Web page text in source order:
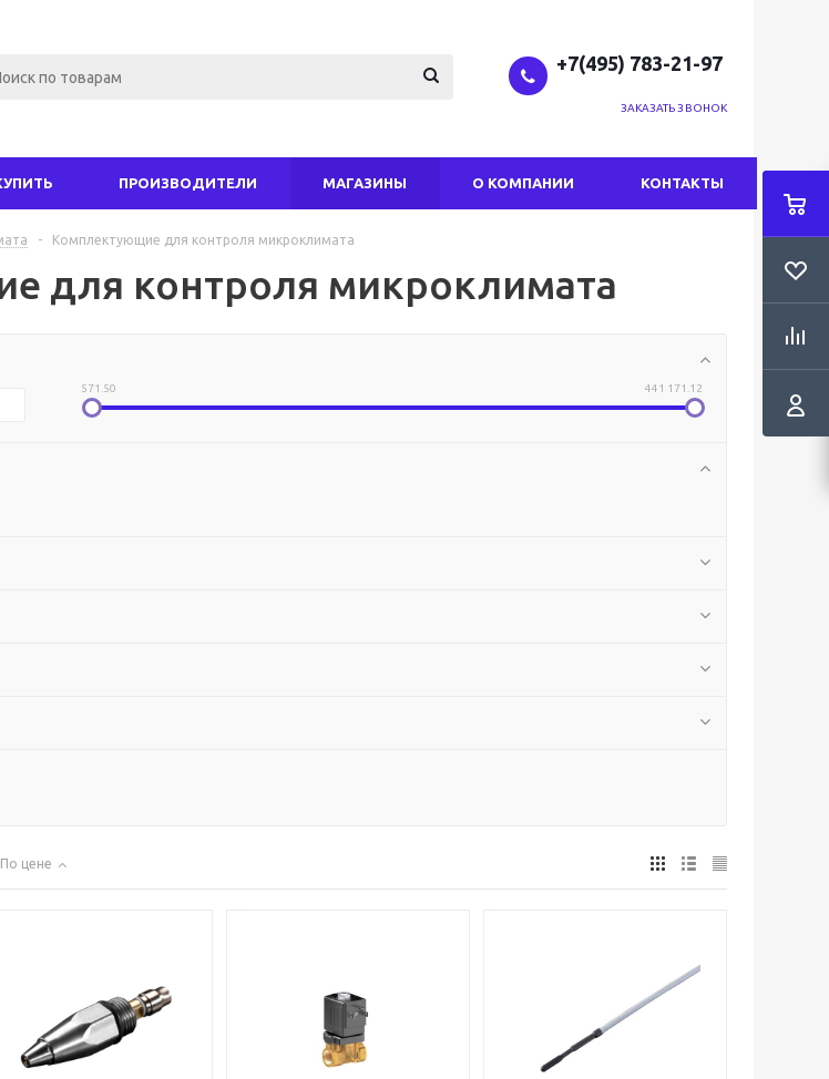
+7(495) 783-21-97
ЗАКАЗАТЬ ЗВОНОК
ПРОИЗВОДИТЕЛИ МАГАЗИНЫ О КОМПАНИИ КОНТАКТЫ
- Комплектующие для контроля микроклимата
для контроля микроклимата
571.50 441 171.12
По цене